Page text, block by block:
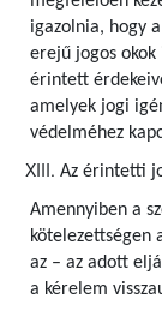
igazolnia, hogy
erejű jogos okok
érintett
amelyek jogi
védelméhez
Az érintetti
Amennyiben a
kötelezettségen
az – az adott
a kérelem